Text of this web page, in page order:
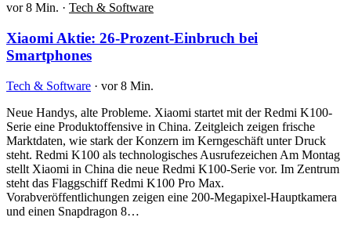
vor 8 Min. · Tech & Software
Xiaomi Aktie: 26-Prozent-Einbruch bei
Smartphones
Tech & Software · vor 8 Min.
Neue Handys, alte Probleme. Xiaomi startet mit der Redmi K100-
Serie eine Produktoffensive in China. Zeitgleich zeigen frische
Marktdaten, wie stark der Konzern im Kerngeschäft unter Druck
steht. Redmi K100 als technologisches Ausrufezeichen Am Montag
stellt Xiaomi in China die neue Redmi K100-Serie vor. Im Zentrum
steht das Flaggschiff Redmi K100 Pro Max.
Vorabveröffentlichungen zeigen eine 200-Megapixel-Hauptkamera
und einen Snapdragon 8…